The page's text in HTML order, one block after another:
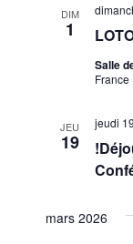
DIM
1
Salle
France
JEU
19
jeudi
mars 2026